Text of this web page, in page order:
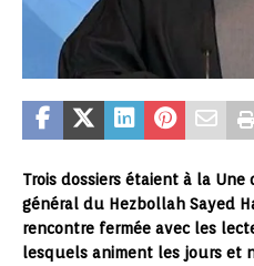
Trois dossiers étaient à la
général du Hezbollah Sayed
rencontre fermée avec les
lesquels animent les jours et